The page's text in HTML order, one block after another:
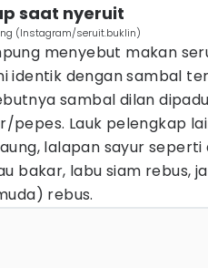
saat nyeruit
(Instagram/seruit.buklin)
menyebut makan
identik dengan sambal
sambal dilan
pepes. Lauk pelengkap
lalapan sayur seperti
bakar, labu siam rebus,
rebus.